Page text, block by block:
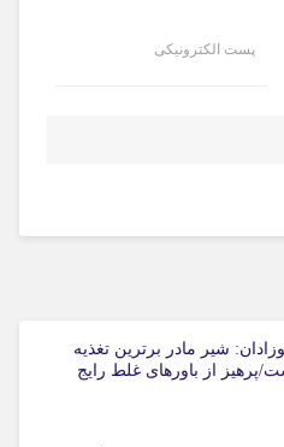
پست الکترونیکی
شیر مادر برترین تغذیه
پرهیز از باورهای غلط رایج